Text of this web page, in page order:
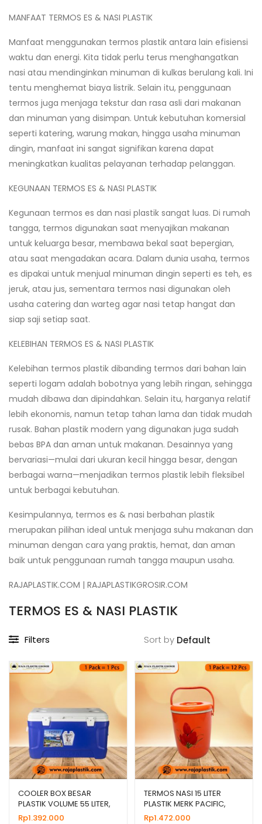
MANFAAT TERMOS ES & NASI PLASTIK
Manfaat menggunakan termos plastik antara lain efisiensi
waktu dan energi. Kita tidak perlu terus menghangatkan
nasi atau mendinginkan minuman di kulkas berulang kali. Ini
tentu menghemat biaya listrik. Selain itu, penggunaan
termos juga menjaga tekstur dan rasa asli dari makanan
dan minuman yang disimpan. Untuk kebutuhan komersial
seperti katering, warung makan, hingga usaha minuman
dingin, manfaat ini sangat signifikan karena dapat
meningkatkan kualitas pelayanan terhadap pelanggan.
KEGUNAAN TERMOS ES & NASI PLASTIK
Kegunaan termos es dan nasi plastik sangat luas. Di rumah
tangga, termos digunakan saat menyajikan makanan
untuk keluarga besar, membawa bekal saat bepergian,
atau saat mengadakan acara. Dalam dunia usaha, termos
es dipakai untuk menjual minuman dingin seperti es teh, es
jeruk, atau jus, sementara termos nasi digunakan oleh
usaha catering dan warteg agar nasi tetap hangat dan
siap saji setiap saat.
KELEBIHAN TERMOS ES & NASI PLASTIK
Kelebihan termos plastik dibanding termos dari bahan lain
seperti logam adalah bobotnya yang lebih ringan, sehingga
mudah dibawa dan dipindahkan. Selain itu, harganya relatif
lebih ekonomis, namun tetap tahan lama dan tidak mudah
rusak. Bahan plastik modern yang digunakan juga sudah
bebas BPA dan aman untuk makanan. Desainnya yang
bervariasi—mulai dari ukuran kecil hingga besar, dengan
berbagai warna—menjadikan termos plastik lebih fleksibel
untuk berbagai kebutuhan.
Kesimpulannya, termos es & nasi berbahan plastik
merupakan pilihan ideal untuk menjaga suhu makanan dan
minuman dengan cara yang praktis, hemat, dan aman
baik untuk penggunaan rumah tangga maupun usaha.
RAJAPLASTIK.COM | RAJAPLASTIKGROSIR.COM
TERMOS ES & NASI PLASTIK
Filters Sort by
COOLER BOX BESAR
PLASTIK VOLUME 55 LITER,
JUAL HARGA GROSIR
Rp1.392.000
TERMOS NASI 15 LITER
PLASTIK MERK PACIFIC,
JUAL HARGA GROSIR
Rp1.472.000